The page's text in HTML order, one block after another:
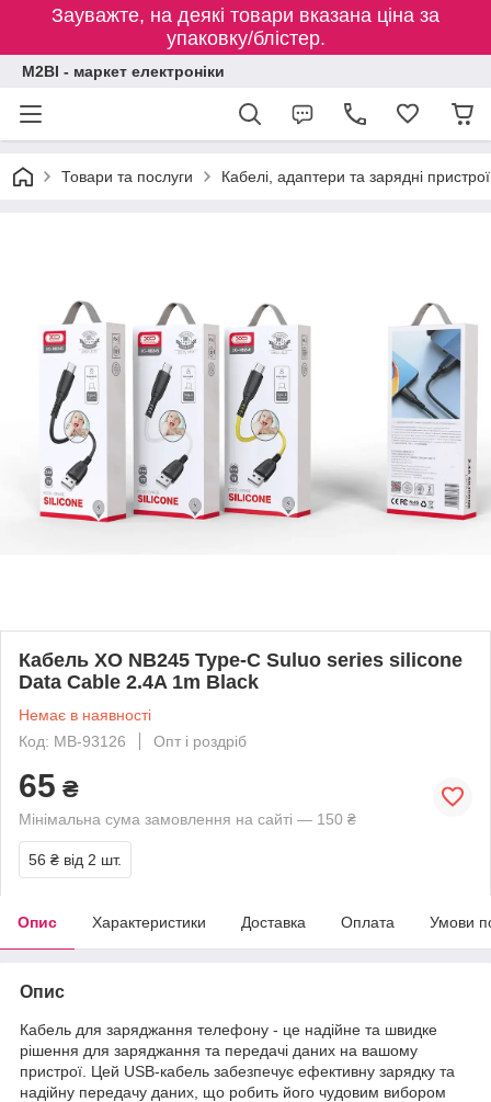
Зауважте, на деякі товари вказана ціна за
упаковку/блістер.
M2BI - маркет електроніки
Товари та послуги Кабелі, адаптери та зарядні пристрої
Кабель XO NB245 Type-C Suluo series silicone
Data Cable 2.4A 1m Black
Немає в наявності
Код: MB-93126
Опт і роздріб
65 ₴
Мінімальна сума замовлення на сайті — 150 ₴
56 ₴ від 2 шт.
Опис Характеристики Доставка Оплата Умови
Опис
Кабель для заряджання телефону - це надійне та швидке
рішення для заряджання та передачі даних на вашому
пристрої. Цей USB-кабель забезпечує ефективну зарядку та
надійну передачу даних, що робить його чудовим вибором